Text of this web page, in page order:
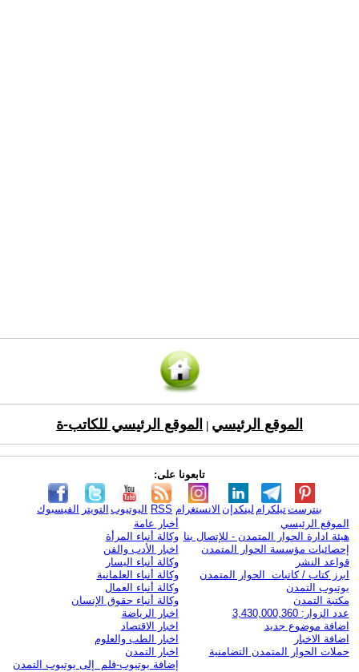
الموقع الرئيسي الموقع الرئيسي للكاتب-ة
تابعونا على:
الفيسبوك التويتر اليوتيوب RSS الانستغرام لينكدإن تيلكرامبنترست
الموقع الرئيسي
هيئة ادارة الحوار المتمدن - للإتصال بنا
إحصائيات مؤسسة الحوار المتمدن
قواعد النشر
ابرز كتاب / كاتبات الحوار المتمدن
يوتيوب التمدن
مكتبة التمدن
عدد الزوار: 3,430,000,360
اضافة موضوع جديد
اضافة الاخبار
حملات الحوار المتمدن التضامنية
أخبار عامة
وكالة أنباء المرأة
اخبار الأدب والفن
وكالة أنباء اليسار
وكالة أنباء العلمانية
وكالة أنباء العمال
وكالة أنباء حقوق الإنسان
اخبار الرياضة
اخبار الاقتصاد
اخبار الطب والعلوم
اخبار التمدن
إضافة يوتيوب-فلم إلى يوتيوب التمدن